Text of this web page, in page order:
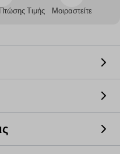
Τιμής Μοιραστείτε